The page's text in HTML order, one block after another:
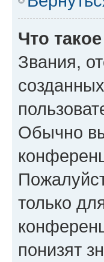
Что
Звания,
Обычно
только
понизят